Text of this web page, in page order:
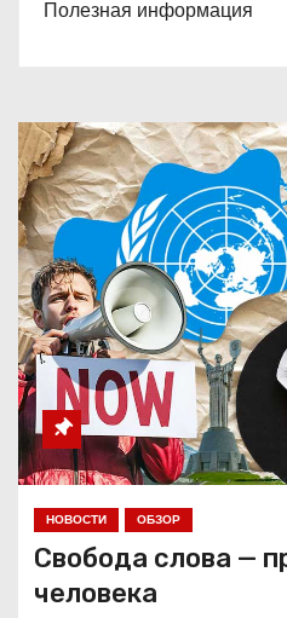
Полезная информация
НОВОСТИ ОБЗОР
Свобода слова —
человека